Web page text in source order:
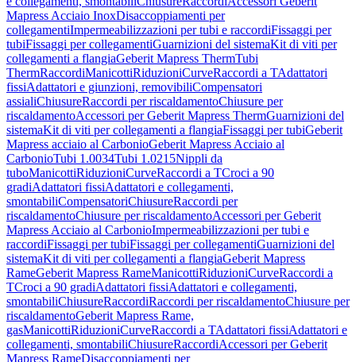
Mapress Acciaio InoxDisaccoppiamenti per
collegamentiImpermeabilizzazioni per tubi e raccordiFissaggi per
tubiFissaggi per collegamentiGuarnizioni del sistemaKit di viti per
collegamenti a flangiaGeberit Mapress ThermTubi
ThermRaccordiManicottiRiduzioniCurveRaccordi a TAdattatori
fissiAdattatori e giunzioni, removibiliCompensatori
assialiChiusureRaccordi per riscaldamentoChiusure per
riscaldamentoAccessori per Geberit Mapress ThermGuarnizioni del
sistemaKit di viti per collegamenti a flangiaFissaggi per tubiGeberit
Mapress acciaio al CarbonioGeberit Mapress Acciaio al
CarbonioTubi 1.0034Tubi 1.0215Nippli da
tuboManicottiRiduzioniCurveRaccordi a TCroci a 90
gradiAdattatori fissiAdattatori e collegamenti,
smontabiliCompensatoriChiusureRaccordi per
riscaldamentoChiusure per riscaldamentoAccessori per Geberit
Mapress Acciaio al CarbonioImpermeabilizzazioni per tubi e
raccordiFissaggi per tubiFissaggi per collegamentiGuarnizioni del
sistemaKit di viti per collegamenti a flangiaGeberit Mapress
RameGeberit Mapress RameManicottiRiduzioniCurveRaccordi a
TCroci a 90 gradiAdattatori fissiAdattatori e collegamenti,
smontabiliChiusureRaccordiRaccordi per riscaldamentoChiusure per
riscaldamentoGeberit Mapress Rame,
gasManicottiRiduzioniCurveRaccordi a TAdattatori fissiAdattatori e
collegamenti, smontabiliChiusureRaccordiAccessori per Geberit
Mapress RameDisaccoppiamenti per